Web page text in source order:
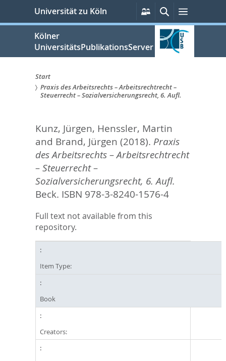
springen
Universität zu Köln
Persönliche
Services
SucheMenü
Kölner
UniversitätsPublikationsServer
Sie
hier:
Start
Praxis des Arbeitsrechts – Arbeitsrechtrecht –
Steuerrecht – Sozialversicherungsrecht, 6. Aufl.
Kunz, Jürgen, Henssler, Martin
and Brand, Jürgen (2018). Praxis
des Arbeitsrechts – Arbeitsrechtrecht
– Steuerrecht –
Sozialversicherungsrecht, 6. Aufl.
Beck. ISBN 978-3-8240-1576-4
Full text not available from this
repository.
Item Type:
Book
Creators: